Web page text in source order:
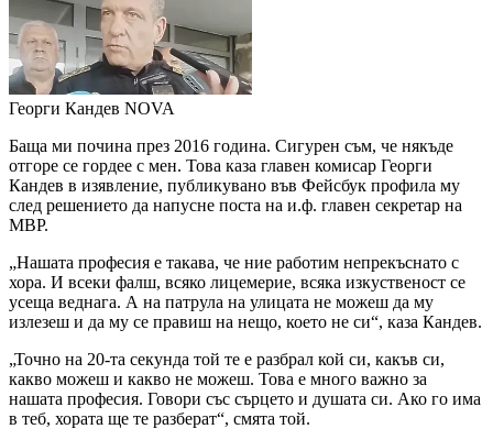
Георги Кандев NOVA
Баща ми почина през 2016 година. Сигурен съм, че някъде
отгоре се гордее с мен. Това каза главен комисар Георги
Кандев в изявление, публикувано във Фейсбук профила му
след решението да напусне поста на и.ф. главен секретар на
МВР.
„Нашата професия е такава, че ние работим непрекъснато с
хора. И всеки фалш, всяко лицемерие, всяка изкуственост се
усеща веднага. А на патрула на улицата не можеш да му
излезеш и да му се правиш на нещо, което не си“, каза Кандев.
„Точно на 20-та секунда той те е разбрал кой си, какъв си,
какво можеш и какво не можеш. Това е много важно за
нашата професия. Говори със сърцето и душата си. Ако го има
в теб, хората ще те разберат“, смята той.